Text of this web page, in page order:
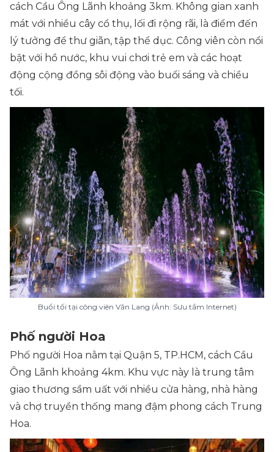
cách Cầu Ông Lãnh khoảng 3km. Không gian xanh
mát với nhiều cây cổ thụ, lối đi rộng rãi, là điểm đến
lý tưởng để thư giãn, tập thể dục. Công viên còn nổi
bật với hồ nước, khu vui chơi trẻ em và các hoạt
động cộng đồng sôi động vào buổi sáng và chiều
tối.
Buổi tối tại công viên Văn Lang (Ảnh: Sưu tầm Internet)
Phố người Hoa
Phố người Hoa nằm tại Quận 5, TP.HCM, cách Cầu
Ông Lãnh khoảng 4km. Khu vực này là trung tâm
giao thương sầm uất với nhiều cửa hàng, nhà hàng
và chợ truyền thống mang đậm phong cách Trung
Hoa.